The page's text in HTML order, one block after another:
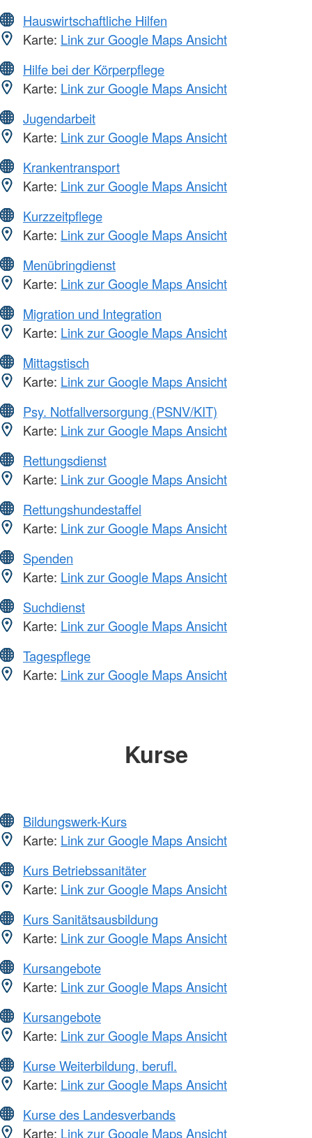
Hauswirtschaftliche Hilfen
Karte: Link zur Google Maps Ansicht
Hilfe bei der Körperpflege
Karte: Link zur Google Maps Ansicht
Jugendarbeit
Karte: Link zur Google Maps Ansicht
Krankentransport
Karte: Link zur Google Maps Ansicht
Kurzzeitpflege
Karte: Link zur Google Maps Ansicht
Menübringdienst
Karte: Link zur Google Maps Ansicht
Migration und Integration
Karte: Link zur Google Maps Ansicht
Mittagstisch
Karte: Link zur Google Maps Ansicht
Psy. Notfallversorgung (PSNV/KIT)
Karte: Link zur Google Maps Ansicht
Rettungsdienst
Karte: Link zur Google Maps Ansicht
Rettungshundestaffel
Karte: Link zur Google Maps Ansicht
Spenden
Karte: Link zur Google Maps Ansicht
Suchdienst
Karte: Link zur Google Maps Ansicht
Tagespflege
Karte: Link zur Google Maps Ansicht
Kurse
Bildungswerk-Kurs
Karte: Link zur Google Maps Ansicht
Kurs Betriebssanitäter
Karte: Link zur Google Maps Ansicht
Kurs Sanitätsausbildung
Karte: Link zur Google Maps Ansicht
Kursangebote
Karte: Link zur Google Maps Ansicht
Kursangebote
Karte: Link zur Google Maps Ansicht
Kurse Weiterbildung, berufl.
Karte: Link zur Google Maps Ansicht
Kurse des Landesverbands
Karte: Link zur Google Maps Ansicht